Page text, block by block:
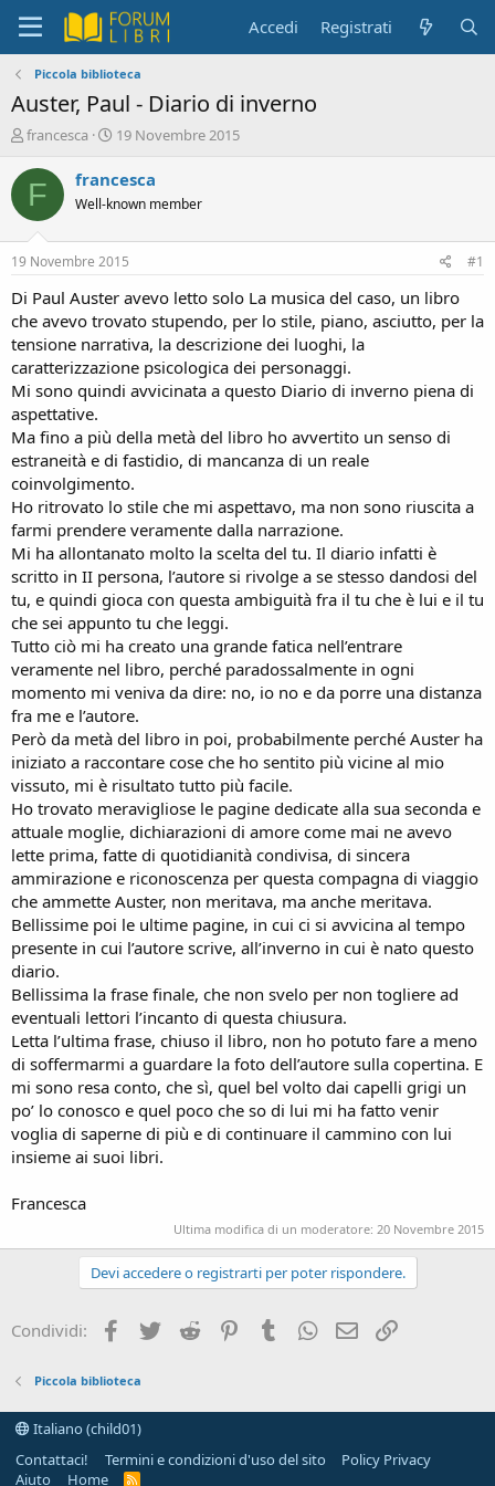
Accedi Registrati
Piccola biblioteca
Auster, Paul - Diario di inverno
C
e
t
e
D
s
c
u
s
s
i
o
n
e
francesca
D
t
d
i
n
i
i
o
19 Novembre 2015
F francesca
Well-known member
19 Novembre 2015 #1
Di Paul Auster avevo letto solo La musica del caso, un libro
che avevo trovato stupendo, per lo stile, piano, asciutto, per la
tensione narrativa, la descrizione dei luoghi, la
caratterizzazione psicologica dei personaggi.
Mi sono quindi avvicinata a questo Diario di inverno piena di
aspettative.
Ma fino a più della metà del libro ho avvertito un senso di
estraneità e di fastidio, di mancanza di un reale
coinvolgimento.
Ho ritrovato lo stile che mi aspettavo, ma non sono riuscita a
farmi prendere veramente dalla narrazione.
Mi ha allontanato molto la scelta del tu. Il diario infatti è
scritto in II persona, l’autore si rivolge a se stesso dandosi del
tu, e quindi gioca con questa ambiguità fra il tu che è lui e il tu
che sei appunto tu che leggi.
Tutto ciò mi ha creato una grande fatica nell’entrare
veramente nel libro, perché paradossalmente in ogni
momento mi veniva da dire: no, io no e da porre una distanza
fra me e l’autore.
Però da metà del libro in poi, probabilmente perché Auster ha
iniziato a raccontare cose che ho sentito più vicine al mio
vissuto, mi è risultato tutto più facile.
Ho trovato meravigliose le pagine dedicate alla sua seconda e
attuale moglie, dichiarazioni di amore come mai ne avevo
lette prima, fatte di quotidianità condivisa, di sincera
ammirazione e riconoscenza per questa compagna di viaggio
che ammette Auster, non meritava, ma anche meritava.
Bellissime poi le ultime pagine, in cui ci si avvicina al tempo
presente in cui l’autore scrive, all’inverno in cui è nato questo
diario.
Bellissima la frase finale, che non svelo per non togliere ad
eventuali lettori l’incanto di questa chiusura.
Letta l’ultima frase, chiuso il libro, non ho potuto fare a meno
di soffermarmi a guardare la foto dell’autore sulla copertina. E
mi sono resa conto, che sì, quel bel volto dai capelli grigi un
po’ lo conosco e quel poco che so di lui mi ha fatto venir
voglia di saperne di più e di continuare il cammino con lui
insieme ai suoi libri.
Francesca
Ultima modifica di un moderatore: 20 Novembre 2015
Devi accedere o registrarti per poter rispondere.
Condividi: Facebook
Twitter Reddit PinterestTumblrWhatsApp
e-mail
Piccola biblioteca
Italiano (child01)
Contattaci!
Termini e condizioni d'uso del sito
Policy Privacy
Aiuto
Home R